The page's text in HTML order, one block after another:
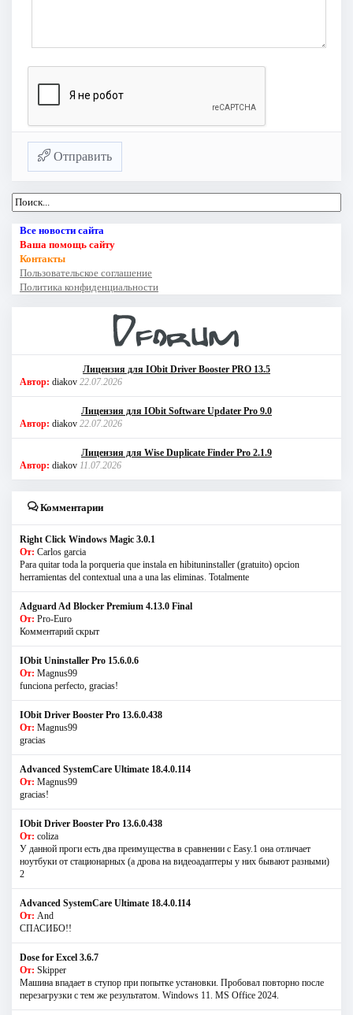
Отправить
Все новости сайта
Ваша помощь сайту
Контакты
Пользовательское соглашение
Политика конфиденциальности
Лицензия для IObit Driver Booster PRO 13.5
Автор: diakov 22.07.2026
Лицензия для IObit Software Updater Pro 9.0
Автор: diakov 22.07.2026
Лицензия для Wise Duplicate Finder Pro 2.1.9
Автор: diakov 11.07.2026
Комментарии
Right Click Windows Magic 3.0.1
От: Carlos garcia
Para quitar toda la porqueria que instala en hibituninstaller (gratuito) opcion
herramientas del contextual una a una las eliminas. Totalmente
Adguard Ad Blocker Premium 4.13.0 Final
От: Pro-Euro
Комментарий скрыт
IObit Uninstaller Pro 15.6.0.6
От: Magnus99
funciona perfecto, gracias!
IObit Driver Booster Pro 13.6.0.438
От: Magnus99
gracias
Advanced SystemCare Ultimate 18.4.0.114
От: Magnus99
gracias!
IObit Driver Booster Pro 13.6.0.438
От: coliza
У данной проги есть два преимущества в сравнении с Easy.1 она отличает
ноутбуки от стационарных (а дрова на видеоадаптеры у них бывают разными)
2
Advanced SystemCare Ultimate 18.4.0.114
От: And
СПАСИБО!!
Dose for Excel 3.6.7
От: Skipper
Машина впадает в ступор при попытке установки. Пробовал повторно после
перезагрузки с тем же результатом. Windows 11. MS Offiсe 2024.